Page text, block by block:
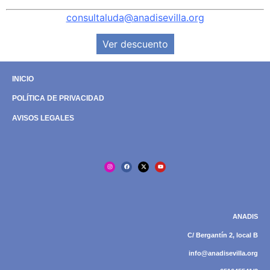
consultaluda@anadisevilla.org
Ver descuento
INICIO
POLÍTICA DE PRIVACIDAD
AVISOS LEGALES
ANADIS
C/ Bergantín 2, local B
info@anadisevilla.org